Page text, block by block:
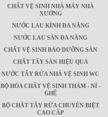
CHẤT VỆ SINH NHÀ MÁY NHÀ
XƯỞNG
NƯỚC LAU KÍNH ĐA NĂNG
NƯỚC LAU SÀN ĐA NĂNG
CHẤT VỆ SINH BẢO DƯỠNG SÀN
CHẤT TẨY SÀN HIỆU QUẢ
NƯỚC TẨY RỬA NHÀ VỆ SINH WC
BỘ HÓA CHẤT VỆ SINH THẢM - NỈ -
GHẾ
BỘ CHÂT TẨY RỬA CHUYÊN BIỆT
CAO CẤP